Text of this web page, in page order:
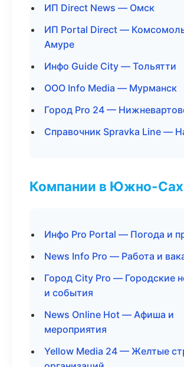
ИП Direct News — Омск
ИП Portal Direct —
Амуре
Инфо Guide City — Тольятти
ООО Info Media — Мурманск
Город Pro 24 —
Справочник Spravka Line —
Компании в Южно-
Инфо Pro Portal — Погода и
News Info Pro — Работа и
Город City Pro — Городские
и события
News Online Hot — Афиша и
мероприятия
Yellow Media 24 — Желтые